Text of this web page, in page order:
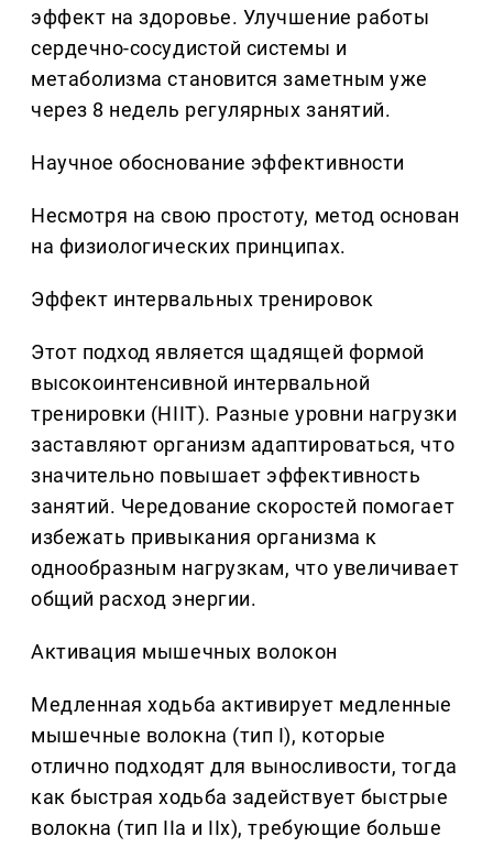
эффект на здоровье. Улучшение работы
сердечно-сосудистой системы и
метаболизма становится заметным уже
через 8 недель регулярных занятий.
Научное обоснование эффективности
Несмотря на свою простоту, метод основан
на физиологических принципах.
Эффект интервальных тренировок
Этот подход является щадящей формой
высокоинтенсивной интервальной
тренировки (HIIT). Разные уровни нагрузки
заставляют организм адаптироваться, что
значительно повышает эффективность
занятий. Чередование скоростей помогает
избежать привыкания организма к
однообразным нагрузкам, что увеличивает
общий расход энергии.
Активация мышечных волокон
Медленная ходьба активирует медленные
мышечные волокна (тип I), которые
отлично подходят для выносливости, тогда
как быстрая ходьба задействует быстрые
волокна (тип IIa и IIx), требующие больше